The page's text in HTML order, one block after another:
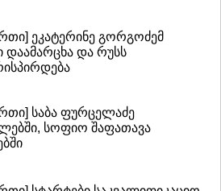
ეკატერინე გორგოძემ
დაამარცხა და რუსს
საბა ფურცელაძე
სოფიო შაფათავა